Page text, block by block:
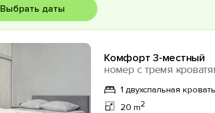
Выбрать даты
Комфорт 3-местный
номер с тремя
1 двухспальная
20 m2